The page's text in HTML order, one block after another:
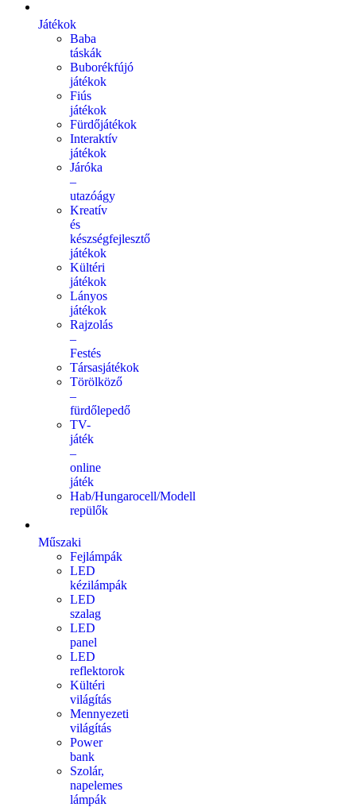
Játékok
Baba
táskák
Buborékfújó
játékok
Fiús
játékok
Fürdőjátékok
Interaktív
játékok
Járóka
–
utazóágy
Kreatív
és
készségfejlesztő
játékok
Kültéri
játékok
Lányos
játékok
Rajzolás
–
Festés
Társasjátékok
Törölköző
–
fürdőlepedő
TV-
játék
–
online
játék
Hab/Hungarocell/Modell
repülők
Műszaki
Fejlámpák
LED
kézilámpák
LED
szalag
LED
panel
LED
reflektorok
Kültéri
világítás
Mennyezeti
világítás
Power
bank
Szolár,
napelemes
lámpák